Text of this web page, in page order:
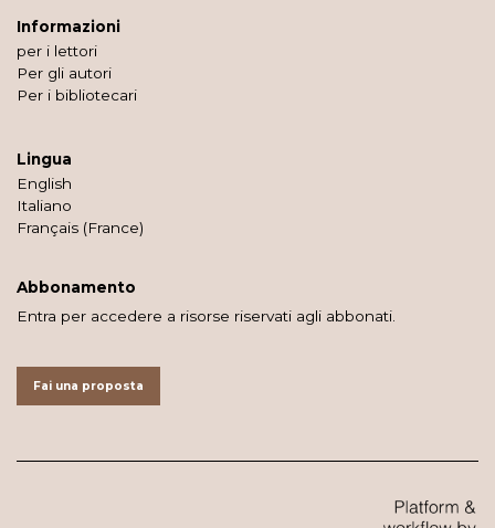
Informazioni
per i lettori
Per gli autori
Per i bibliotecari
Lingua
English
Italiano
Français (France)
Abbonamento
Entra per accedere a risorse riservati agli abbonati.
Fai una proposta